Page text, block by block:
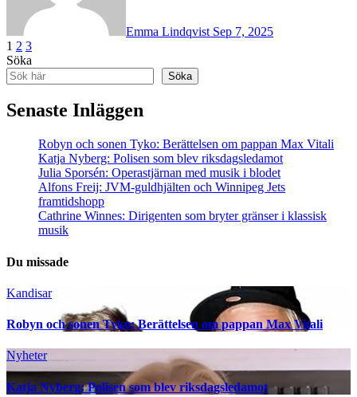
Emma Lindqvist Sep 7, 2025
Posts
pagination
1 2 3
Söka
Söka
Senaste Inläggen
Robyn och sonen Tyko: Berättelsen om pappan Max Vitali
Katja Nyberg: Polisen som blev riksdagsledamot
Julia Sporsén: Operastjärnan med musik i blodet
Alfons Freij: JVM-guldhjälten och Winnipeg Jets
framtidshopp
Cathrine Winnes: Dirigenten som bryter gränser i klassisk
musik
Du missade
Kandisar
Robyn och sonen Tyko: Berättelsen om pappan Max Vitali
Nyheter
Katja Nyberg: Polisen som blev riksdagsledamot